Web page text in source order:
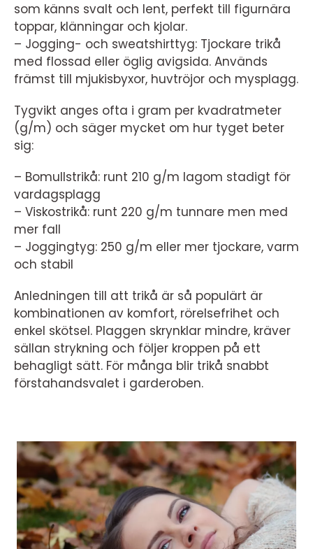
som känns svalt och lent, perfekt till figurnära
toppar, klänningar och kjolar.
– Jogging- och sweatshirttyg: Tjockare trikå
med flossad eller öglig avigsida. Används
främst till mjukisbyxor, huvtröjor och mysplagg.
Tygvikt anges ofta i gram per kvadratmeter
(g/m) och säger mycket om hur tyget beter
sig:
– Bomullstrikå: runt 210 g/m lagom stadigt för
vardagsplagg
– Viskostrikå: runt 220 g/m tunnare men med
mer fall
– Joggingtyg: 250 g/m eller mer tjockare, varm
och stabil
Anledningen till att trikå är så populärt är
kombinationen av komfort, rörelsefrihet och
enkel skötsel. Plaggen skrynklar mindre, kräver
sällan strykning och följer kroppen på ett
behagligt sätt. För många blir trikå snabbt
förstahandsvalet i garderoben.